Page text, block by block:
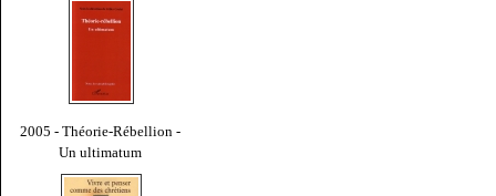
2005 - Théorie-Rébellion -
Un ultimatum